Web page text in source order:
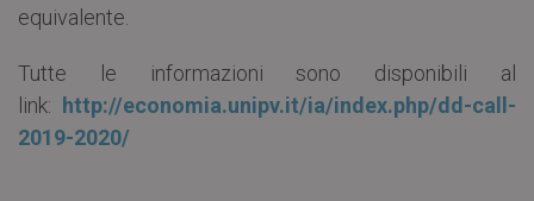
equivalente.
Tutte le informazioni sono disponibili al
link:
http://economia.unipv.it/ia/index.php/dd-call-
2019-2020/